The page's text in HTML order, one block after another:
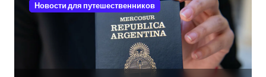
Новости для путешественников